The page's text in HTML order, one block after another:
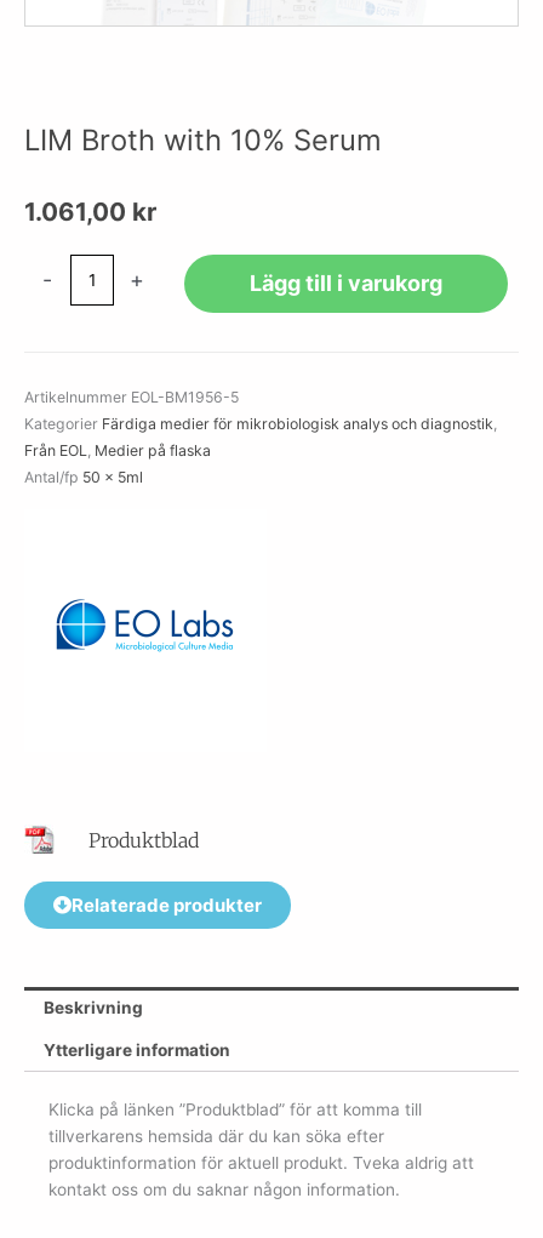
LIM Broth with 10% Serum
1.061,00 kr
-
mängd
+ Lägg till i varukorg
Artikelnummer EOL-BM1956-5
Kategorier Färdiga medier för mikrobiologisk analys och diagnostik,
Från EOL, Medier på flaska
Antal/fp 50 x 5ml
Produktblad
Relaterade produkter
Beskrivning
Ytterligare information
Klicka på länken ”Produktblad” för att komma till
tillverkarens hemsida där du kan söka efter
produktinformation för aktuell produkt. Tveka aldrig att
kontakt oss om du saknar någon information.